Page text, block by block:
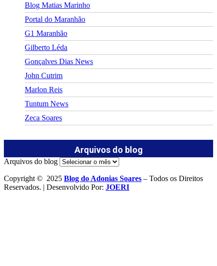
Blog Matias Marinho
Portal do Maranhão
G1 Maranhão
Gilberto Léda
Gonçalves Dias News
John Cutrim
Marlon Reis
Tuntum News
Zeca Soares
Arquivos do blog
Arquivos do blog
Copyright © 2025 Blog do Adonias Soares – Todos os Direitos
Reservados. | Desenvolvido Por: JOERI